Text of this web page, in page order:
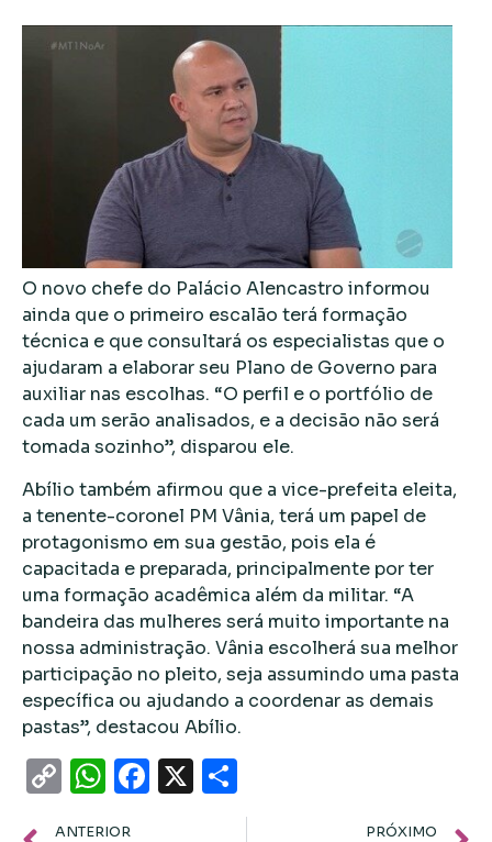
O novo chefe do Palácio Alencastro informou
ainda que o primeiro escalão terá formação
técnica e que consultará os especialistas que o
ajudaram a elaborar seu Plano de Governo para
auxiliar nas escolhas. “O perfil e o portfólio de
cada um serão analisados, e a decisão não será
tomada sozinho”, disparou ele.
Abílio também afirmou que a vice-prefeita eleita,
a tenente-coronel PM Vânia, terá um papel de
protagonismo em sua gestão, pois ela é
capacitada e preparada, principalmente por ter
uma formação acadêmica além da militar. “A
bandeira das mulheres será muito importante na
nossa administração. Vânia escolherá sua melhor
participação no pleito, seja assumindo uma pasta
específica ou ajudando a coordenar as demais
pastas”, destacou Abílio.
CopyWhatsApp
Facebook
X
ANTERIOR PRÓXIMO